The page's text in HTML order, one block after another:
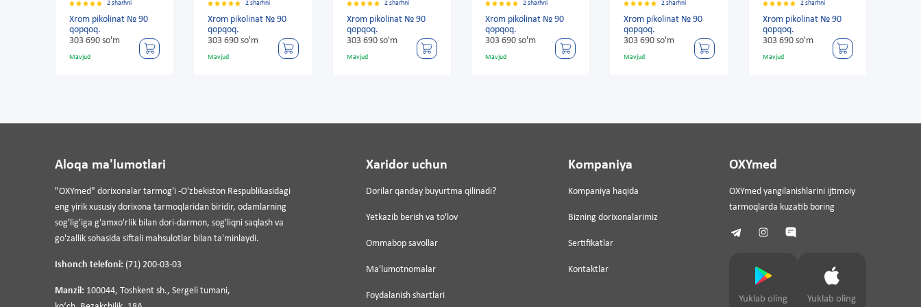
2 sharhni
Xrom pikolinat № 90
qopqoq.
303 690 so'm
Mavjud
2 sharhni
Xrom pikolinat № 90
qopqoq.
303 690 so'm
Mavjud
2 sharhni
Xrom pikolinat № 90
qopqoq.
303 690 so'm
Mavjud
2 sharhni
Xrom pikolinat № 90
qopqoq.
303 690 so'm
Mavjud
2 sharhni
Xrom pikolinat № 90
qopqoq.
303 690 so'm
Mavjud
2 sharhni
Xrom pikolinat № 90
qopqoq.
303 690 so'm
Mavjud
Aloqa ma'lumotlari
"OXYmed" dorixonalar tarmog'i -O'zbekiston Respublikasidagi
eng yirik xususiy dorixona tarmoqlaridan biridir, odamlarning
sog'lig'iga g'amxo'rlik bilan dori-darmon, sog'liqni saqlash va
go'zallik sohasida siftali mahsulotlar bilan ta'minlaydi.
Ishonch telefoni: (71) 200-03-03
Manzil: 100044, Toshkent sh., Sergeli tumani,
Xaridor uchun
Dorilar qanday buyurtma qilinadi?
Yetkazib berish va to'lov
Ommabop savollar
Ma'lumotnomalar
Foydalanish shartlari
Kompaniya
Kompaniya haqida
Bizning dorixonalarimiz
Sertifikatlar
Kontaktlar
OXYmed
OXYmed yangilanishlarini ijtimoiy
tarmoqlarda kuzatib boring
Yuklab oling
Yuklab oling